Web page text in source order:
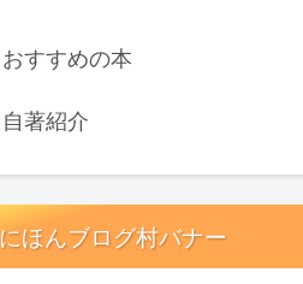
おすすめの本
自著紹介
にほんブログ村バナー